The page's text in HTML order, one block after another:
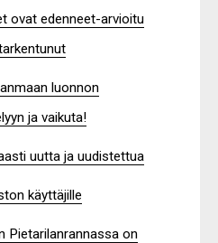
ovat edenneet-arvioitu
luonnon
ja vaikuta!
uutta ja uudistettua
käyttäjille
Pietarilanrannassa on